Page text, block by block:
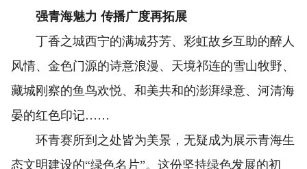
强青海魅力 传播广度再拓展
丁香之城西宁的满城芬芳、彩虹故乡互助的醉人
风情、金色门源的诗意浪漫、天境祁连的雪山牧野、
藏城刚察的鱼鸟欢悦、和美共和的澎湃绿意、河清海
晏的红色印记……
环青赛所到之处皆为美景，无疑成为展示青海生
态文明建设的“绿色名片”。这份坚持绿色发展的初